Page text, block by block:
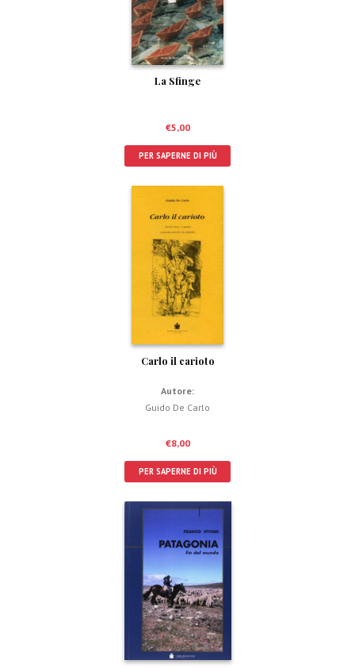
La Sfinge
€5,00
PER SAPERNE DI PIÙ
Carlo il carioto
Autore:
Guido De Carlo
€8,00
PER SAPERNE DI PIÙ